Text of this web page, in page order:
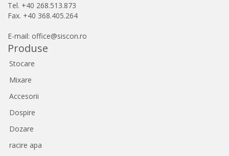
Tel. +40 268.513.873
Fax. +40 368.405.264
E-mail: office@siscon.ro
Produse
Stocare
Mixare
Accesorii
Dospire
Dozare
racire apa